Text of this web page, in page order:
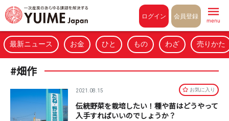
ログイン 会員登録
menu
最新ニュース お金 ひと もの わざ 売りかた
#畑作
2021.08.15 お気に⼊り
伝統野菜を栽培したい！種や苗はどうやって
入手すればいいのでしょうか？